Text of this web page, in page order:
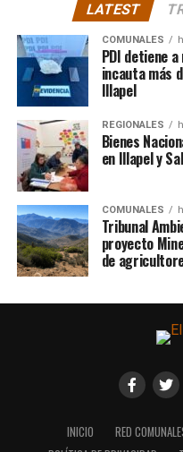
LATEST
COMUNALES
PDI detiene
incauta más
Illapel
REGIONALES
Bienes
en Illapel y
COMUNALES
Tribunal
proyecto
de
INICIO RED